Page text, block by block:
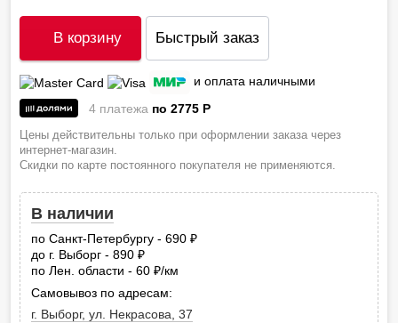
В корзину Быстрый заказ
и оплата наличными
4 платежа по 2775 P
Цены действительны только при оформлении заказа через
интернет-магазин.
Скидки по карте постоянного покупателя не применяются.
В наличии
по Санкт-Петербургу - 690
до г. Выборг - 890
по Лен. области - 60
руб.
/км
Самовывоз по адресам:
г. Выборг, ул. Некрасова, 37